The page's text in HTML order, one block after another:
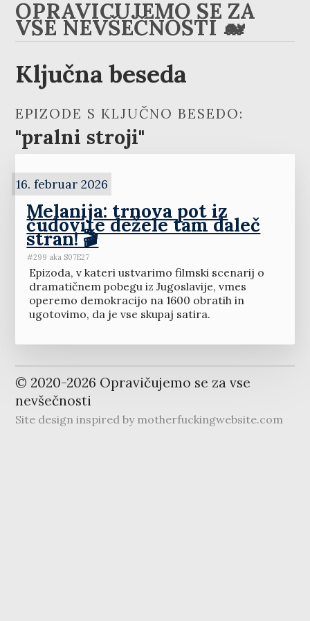
OPRAVIČUJEMO SE ZA
VSE NEVŠEČNOSTI 🐋
Ključna beseda
EPIZODE S KLJUČNO BESEDO:
"pralni stroji"
16. februar 2026
Melanija: trnova pot iz
čudovite dežele tam daleč
stran! 🎬
#299 aka S07E27
Epizoda, v kateri ustvarimo filmski scenarij o
dramatičnem pobegu iz Jugoslavije, vmes
operemo demokracijo na 1600 obratih in
ugotovimo, da je vse skupaj satira.
© 2020-2026 Opravičujemo se za vse
nevšečnosti
Site design inspired by motherfuckingwebsite.com